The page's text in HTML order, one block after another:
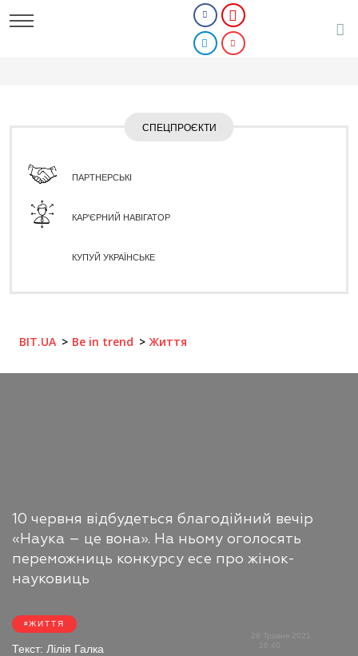
СПЕЦПРОЄКТИ
ПАРТНЕРСЬКІ
КАР'ЄРНИЙ НАВІГАТОР
КУПУЙ УКРАЇНСЬКЕ
BIT.UA Be in trend Життя
10 червня відбудеться благодійний вечір
«Наука – це вона». На ньому оголосять
переможниць конкурсу есе про жінок-
науковиць
ЖИТТЯ
Текст: Лілія Галка